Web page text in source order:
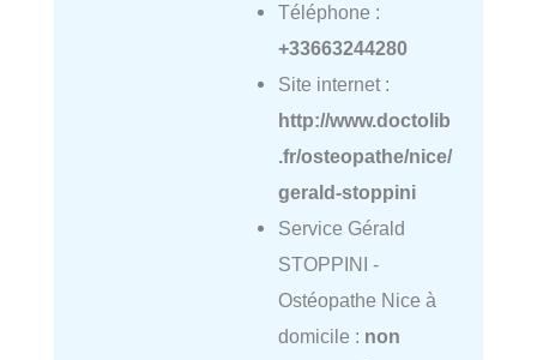
Téléphone :
+33663244280
Site internet :
http://www.doctolib
.fr/osteopathe/nice/
gerald-stoppini
Service Gérald
STOPPINI -
Ostéopathe Nice à
domicile : non